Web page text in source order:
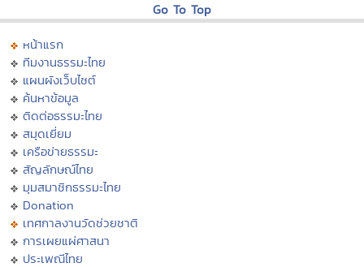
Go To Top
หน้าแรก
ทีมงานธรรมะไทย
แผนผังเว็บไซต์
ค้นหาข้อมูล
ติดต่อธรรมะไทย
สมุดเยี่ยม
เครือข่ายธรรมะ
สัญลักษณ์ไทย
มุมสมาชิกธรรมะไทย
Donation
เทศกาลงานวัดช่วยชาติ
การเผยแผ่ศาสนา
ประเพณีไทย